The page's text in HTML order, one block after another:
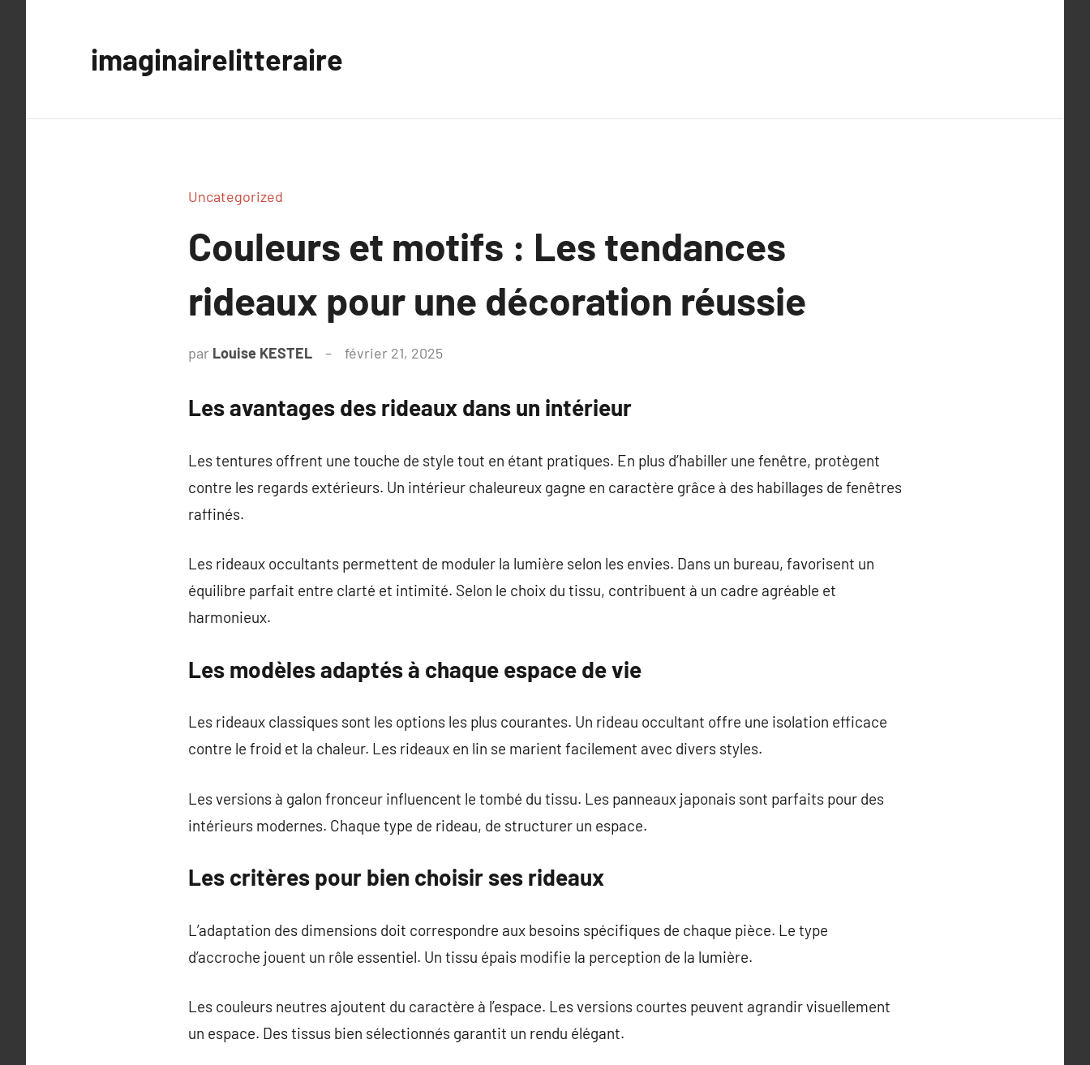
imaginairelitteraire
Uncategorized
Couleurs et motifs : Les tendances
rideaux pour une décoration réussie
par Louise KESTEL février 21, 2025
Les avantages des rideaux dans un intérieur
Les tentures offrent une touche de style tout en étant pratiques. En plus d’habiller une fenêtre, protègent
contre les regards extérieurs. Un intérieur chaleureux gagne en caractère grâce à des habillages de fenêtres
raffinés.
Les rideaux occultants permettent de moduler la lumière selon les envies. Dans un bureau, favorisent un
équilibre parfait entre clarté et intimité. Selon le choix du tissu, contribuent à un cadre agréable et
harmonieux.
Les modèles adaptés à chaque espace de vie
Les rideaux classiques sont les options les plus courantes. Un rideau occultant offre une isolation efficace
contre le froid et la chaleur. Les rideaux en lin se marient facilement avec divers styles.
Les versions à galon fronceur influencent le tombé du tissu. Les panneaux japonais sont parfaits pour des
intérieurs modernes. Chaque type de rideau, de structurer un espace.
Les critères pour bien choisir ses rideaux
L’adaptation des dimensions doit correspondre aux besoins spécifiques de chaque pièce. Le type
d’accroche jouent un rôle essentiel. Un tissu épais modifie la perception de la lumière.
Les couleurs neutres ajoutent du caractère à l’espace. Les versions courtes peuvent agrandir visuellement
un espace. Des tissus bien sélectionnés garantit un rendu élégant.